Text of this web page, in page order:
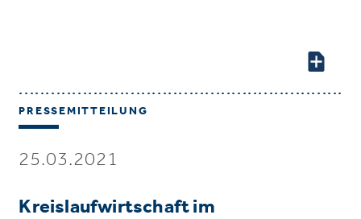
PRESSEMITTEILUNG
25.03.2021
Kreislaufwirtschaft im